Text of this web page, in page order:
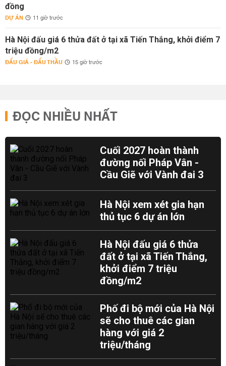
đồng
DỰ ÁN 11 giờ trước
Hà Nội đấu giá 6 thửa đất ở tại xã Tiến Thắng, khởi điểm 7
triệu đồng/m2
ĐẤU GIÁ - ĐẤU THẦU 15 giờ trước
ĐỌC NHIỀU NHẤT
Cuối 2027 hoàn thành
đường nối Pháp Vân -
Cầu Giẽ với Vành đai 3
Hà Nội xem xét gia hạn
thủ tục 6 dự án lớn
Hà Nội đấu giá 6 thửa
đất ở tại xã Tiến Thắng,
khởi điểm 7 triệu
đồng/m2
Phố đi bộ mới của Hà Nội
sẽ cho thuê các gian
hàng với giá 2
triệu/tháng